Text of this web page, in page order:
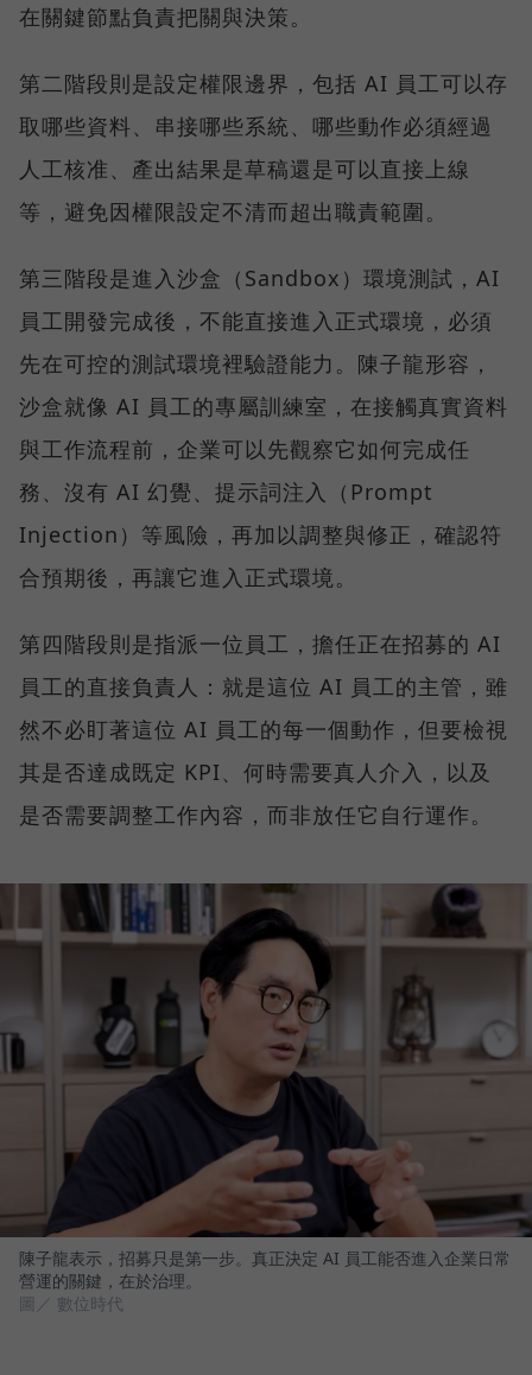
在關鍵節點負責把關與決策。
第二階段則是設定權限邊界，包括 AI 員工可以存
取哪些資料、串接哪些系統、哪些動作必須經過
人工核准、產出結果是草稿還是可以直接上線
等，避免因權限設定不清而超出職責範圍。
第三階段是進入沙盒（Sandbox）環境測試，AI
員工開發完成後，不能直接進入正式環境，必須
先在可控的測試環境裡驗證能力。陳子龍形容，
沙盒就像 AI 員工的專屬訓練室，在接觸真實資料
與工作流程前，企業可以先觀察它如何完成任
務、沒有 AI 幻覺、提示詞注入（Prompt
Injection）等風險，再加以調整與修正，確認符
合預期後，再讓它進入正式環境。
第四階段則是指派一位員工，擔任正在招募的 AI
員工的直接負責人：就是這位 AI 員工的主管，雖
然不必盯著這位 AI 員工的每一個動作，但要檢視
其是否達成既定 KPI、何時需要真人介入，以及
是否需要調整工作內容，而非放任它自行運作。
陳子龍表示，招募只是第一步。真正決定 AI 員工能否進入企業日常
營運的關鍵，在於治理。
圖／ 數位時代